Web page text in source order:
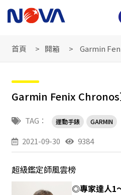
首頁 開箱 Garmin
Garmin Fenix Chronos
TAG： 運動手錶 GARMIN
2021-09-30 9384
超級鑑定師風雲榜
◎專家達人1